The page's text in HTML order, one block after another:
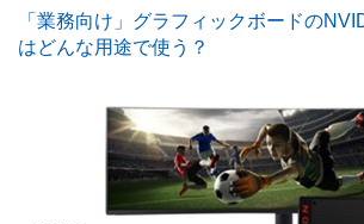
「業務向け」グラフィックボードの
はどんな用途で使う？